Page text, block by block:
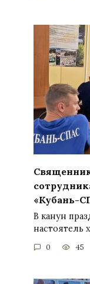
«Кубань-
В канун
настоятель
0 45